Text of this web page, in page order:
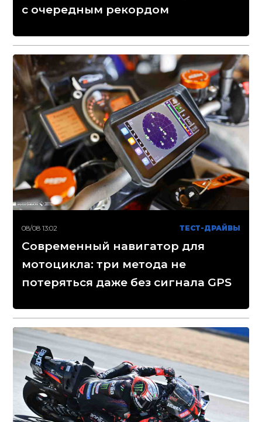
с очередным рекордом
08/08 13:02 ТЕСТ-ДРАЙВЫ
Современный навигатор для
мотоцикла: три метода не
потеряться даже без сигнала GPS